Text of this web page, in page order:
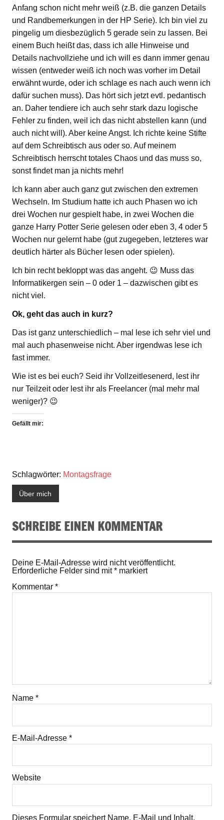
Anfang schon nicht mehr weiß (z.B. die ganzen Details
und Randbemerkungen in der HP Serie). Ich bin viel zu
pingelig um diesbezüglich 5 gerade sein zu lassen. Bei
einem Buch heißt das, dass ich alle Hinweise und
Details nachvollziehe und ich will es dann immer genau
wissen (entweder weiß ich noch was vorher im Detail
erwähnt wurde, oder ich schlage es nach auch wenn ich
dafür suchen muss). Das hört sich jetzt evtl. pedantisch
an. Daher tendiere ich auch sehr stark dazu logische
Fehler zu finden, weil ich das nicht abstellen kann (und
auch nicht will). Aber keine Angst. Ich richte keine Stifte
auf dem Schreibtisch aus oder so. Auf meinem
Schreibtisch herrscht totales Chaos und das muss so,
sonst findet man ja nichts mehr!
Ich kann aber auch ganz gut zwischen den extremen
Wechseln. Im Studium hatte ich auch Phasen wo ich
drei Wochen nur gespielt habe, in zwei Wochen die
ganze Harry Potter Serie gelesen oder eben 3, 4 oder 5
Wochen nur gelernt habe (gut zugegeben, letzteres war
deutlich härter als Bücher lesen oder spielen).
Ich bin recht bekloppt was das angeht. 😉 Muss das
Informatikergen sein – 0 oder 1 – dazwischen gibt es
nicht viel.
Ok, geht das auch in kurz?
Das ist ganz unterschiedlich – mal lese ich sehr viel und
mal auch phasenweise nicht. Aber irgendwas lese ich
fast immer.
Wie ist es bei euch? Seid ihr Vollzeitlesenerd, lest ihr
nur Teilzeit oder lest ihr als Freelancer (mal mehr mal
weniger)? 😉
Gefällt mir:
Schlagwörter: Montagsfrage
Über mich
SCHREIBE EINEN KOMMENTAR
Deine E-Mail-Adresse wird nicht veröffentlicht.
Erforderliche Felder sind mit* markiert
Kommentar *
Name *
E-Mail-Adresse *
Website
Dieses Formular speichert Name, E-Mail und Inhalt,